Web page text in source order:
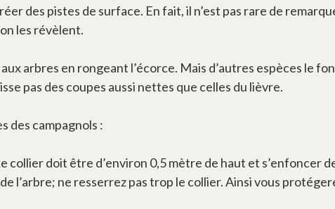
des pistes de surface. En fait, il n’est pas rare de
les révèlent.
arbres en rongeant l’écorce. Mais d’autres espèces le
pas des coupes aussi nettes que celles du lièvre.
des campagnols :
doit être d’environ 0,5 mètre de haut et s’enfoncer
l’arbre; ne resserrez pas trop le collier. Ainsi vous